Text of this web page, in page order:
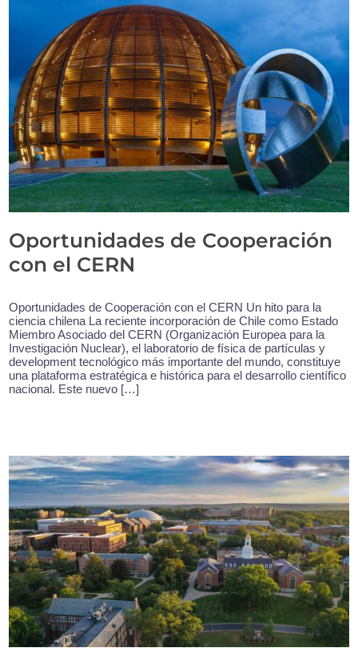
Oportunidades de Cooperación
con el CERN
Oportunidades de Cooperación con el CERN Un hito para la
ciencia chilena La reciente incorporación de Chile como Estado
Miembro Asociado del CERN (Organización Europea para la
Investigación Nuclear), el laboratorio de física de partículas y
development tecnológico más importante del mundo, constituye
una plataforma estratégica e histórica para el desarrollo científico
nacional. Este nuevo […]